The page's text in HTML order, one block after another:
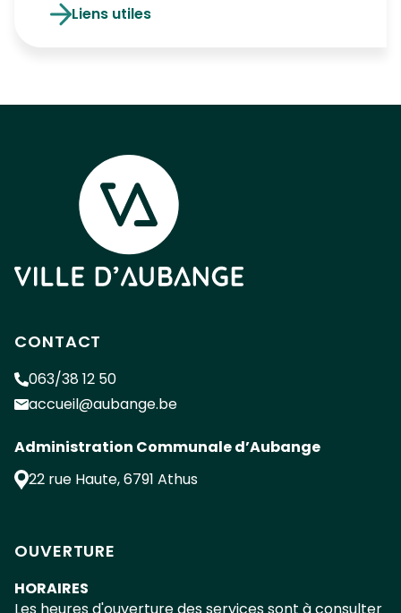
Liens utiles
CONTACT
063/38 12 50
accueil@aubange.be
Administration Communale d’Aubange
22 rue Haute,6791 Athus
OUVERTURE
HORAIRES